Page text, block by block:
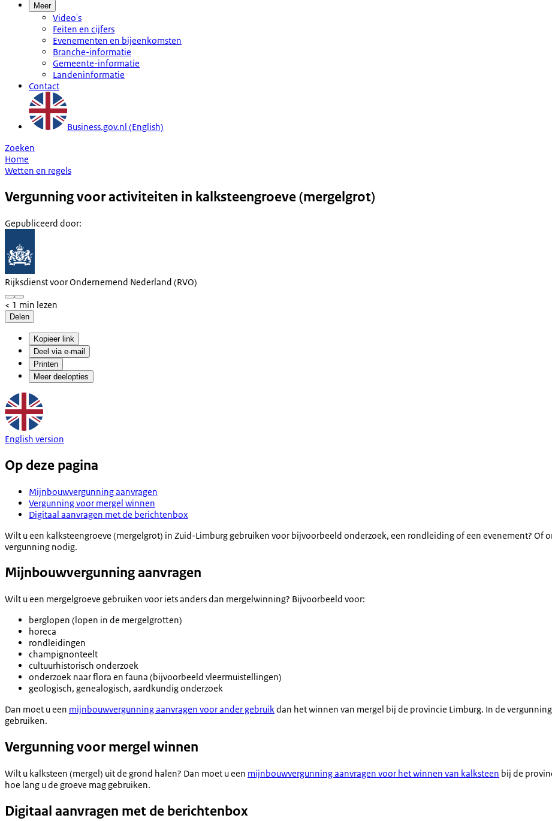
Meer
Video's
Feiten en cijfers
Evenementen en bijeenkomsten
Branche-informatie
Gemeente-informatie
Landeninformatie
Contact
Business.gov.nl (English)
Zoeken
Home
Wetten en regels
Vergunning voor activiteiten in kalksteengroeve (mergelgrot)
Gepubliceerd door:
Rijksdienst voor Ondernemend Nederland (RVO)
< 1 min lezen
Delen
Kopieer link
Deel via e-mail
Printen
Meer deelopties
English version
Op deze pagina
Mijnbouwvergunning aanvragen
Vergunning voor mergel winnen
Digitaal aanvragen met de berichtenbox
Wilt u een kalksteengroeve (mergelgrot) in Zuid-Limburg gebruiken voor bijvoorbeeld onderzoek, een rondleiding of een evenement? Of
vergunning nodig.
Mijnbouwvergunning aanvragen
Wilt u een mergelgroeve gebruiken voor iets anders dan mergelwinning? Bijvoorbeeld voor:
berglopen (lopen in de mergelgrotten)
horeca
rondleidingen
champignonteelt
cultuurhistorisch onderzoek
onderzoek naar flora en fauna (bijvoorbeeld vleermuistellingen)
geologisch, genealogisch, aardkundig onderzoek
Dan moet u een mijnbouwvergunning aanvragen voor ander gebruikdan het winnen van mergel bij de provincie Limburg. In de
gebruiken.
Vergunning voor mergel winnen
Wilt u kalksteen (mergel) uit de grond halen? Dan moet u een mijnbouwvergunning aanvragen voor het winnen van kalksteen bij de
hoe lang u de groeve mag gebruiken.
Digitaal aanvragen met de berichtenbox